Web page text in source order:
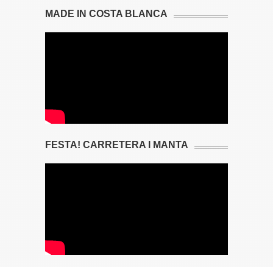
MADE IN COSTA BLANCA
FESTA! CARRETERA I MANTA